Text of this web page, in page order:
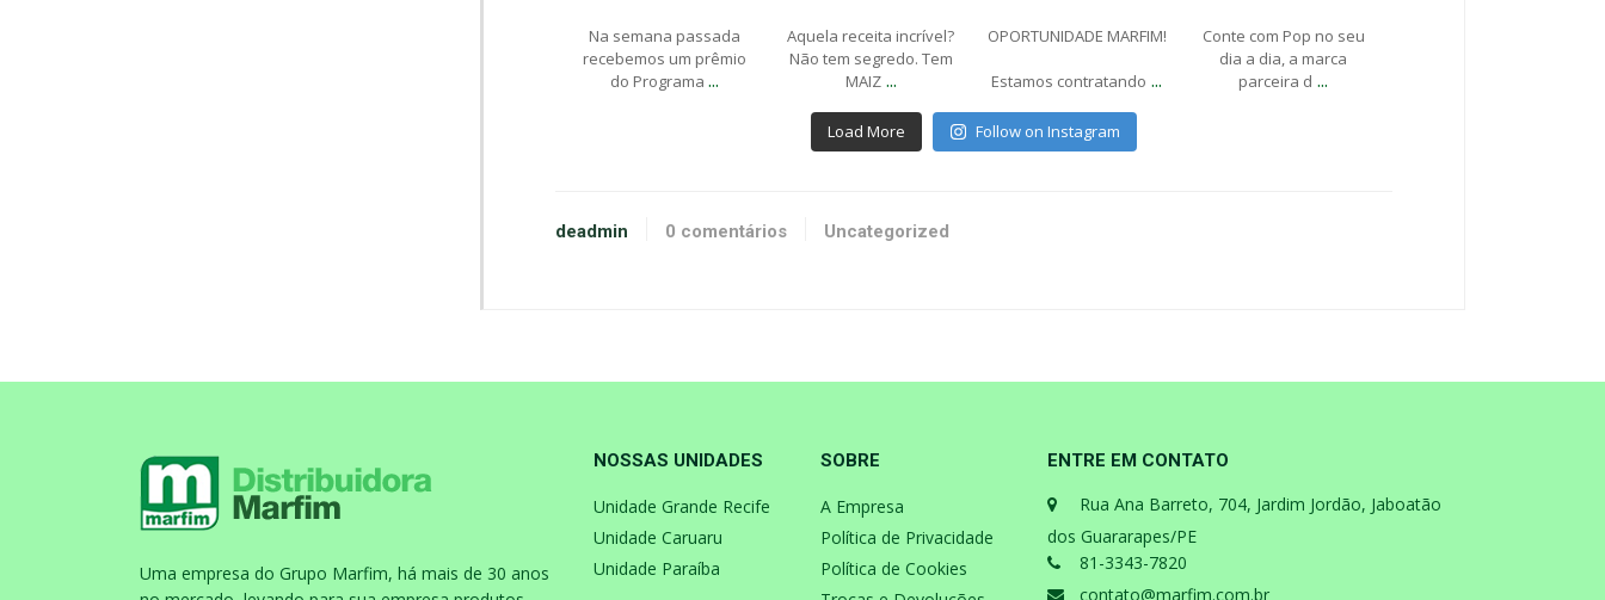
Na semana passada
recebemos um prêmio
do Programa ...
Aquela receita incrível?
Não tem segredo. Tem
MAIZ ...
OPORTUNIDADE MARFIM!
Estamos contratando ...
Conte com Pop no seu
dia a dia, a marca
parceira d ...
Load More Follow on Instagram
deadmin 0 comentários Uncategorized
Uma empresa do Grupo Marfim, há mais de 30 anos
NOSSAS UNIDADES
Unidade Grande Recife
Unidade Caruaru
Unidade Paraíba
SOBRE
A Empresa
Política de Privacidade
Política de Cookies
ENTRE EM CONTATO
Rua Ana Barreto, 704, Jardim Jordão, Jaboatão
dos Guararapes/PE
81-3343-7820
contato@marfim.com.br